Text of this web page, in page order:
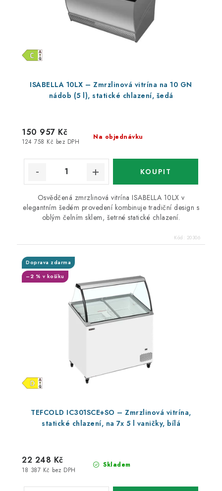
ISABELLA 10LX – Zmrzlinová vitrína na 10 GN
nádob (5 l), statické chlazení, šedá
Na objednávku
124 758 Kč bez DPH
150 957 Kč
Osvědčená zmrzlinová vitrína ISABELLA 10LX v
elegantním šedém provedení kombinuje tradiční design s
oblým čelním sklem, šetrné statické chlazení.
Kód: 20306
TEFCOLD IC301SCE+SO – Zmrzlinová vitrína,
statické chlazení, na 7x 5 l vaničky, bílá
Doprava zdarma
–2 % v košíku
Skladem
18 387 Kč bez DPH
22 248 Kč